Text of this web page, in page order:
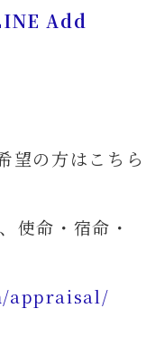
Add
望の方はこちら
使命・宿命・
appraisal/